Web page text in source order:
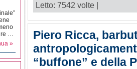
…
»
Letto: 7542 volte |
Piero Ricca,
“buffone” e della